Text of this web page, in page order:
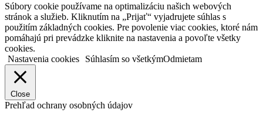
Súbory cookie používame na optimalizáciu našich webových
stránok a služieb. Kliknutím na „Prijať“ vyjadrujete súhlas s
použitím základných cookies. Pre povolenie viac cookies, ktoré nám
pomáhajú pri prevádzke kliknite na nastavenia a povoľte všetky
cookies.
Nastavenia cookies
Súhlasím so všetkýmOdmietam
Close
Prehľad ochrany osobných údajov